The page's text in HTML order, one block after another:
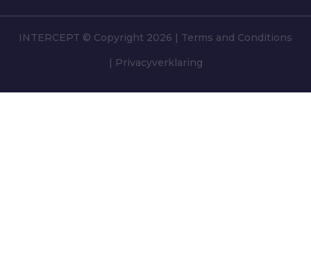
INTERCEPT © Copyright 2026
Terms and Conditions
Privacyverklaring